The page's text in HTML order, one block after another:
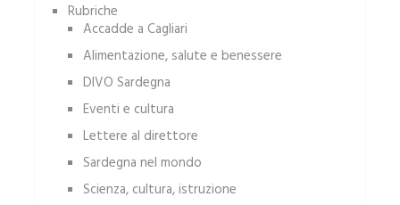
Rubriche
Accadde a Cagliari
Alimentazione, salute e benessere
DIVO Sardegna
Eventi e cultura
Lettere al direttore
Sardegna nel mondo
Scienza, cultura, istruzione